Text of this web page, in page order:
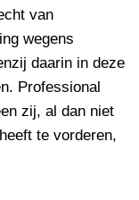
van
wegens
daarin in deze
Professional
zij, al dan niet
te vorderen,